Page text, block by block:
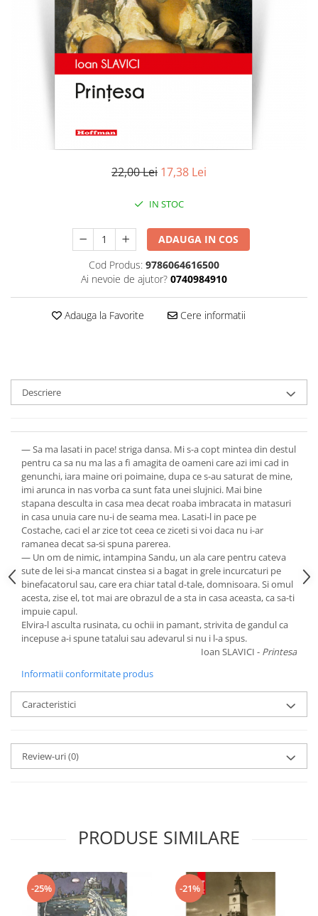
Literatura
Contemporana
Publicistica / Reportaje / Interviuri
Sociologie si filozofie
22,00 Lei 17,38 Lei
IN STOC
ADAUGA IN COS
Cod Produs: 9786064616500
Ai nevoie de ajutor? 0740984910
Adauga la Favorite Cere informatii
Descriere
— Sa ma lasati in pace! striga dansa. Mi s-a copt mintea din destul
pentru ca sa nu ma las a fi amagita de oameni care azi imi cad in
genunchi, iara maine ori poimaine, dupa ce s-au saturat de mine,
imi arunca in nas vorba ca sunt fata unei slujnici. Mai bine
stapana desculta in casa mea decat roaba imbracata in matasuri
in casa unuia care nu-i de seama mea. Lasati-l in pace pe
Costache, caci el ar zice tot ceea ce ziceti si voi daca nu i-ar
ramanea decat sa-si spuna parerea.
— Un om de nimic, intampina Sandu, un ala care pentru cateva
sute de lei si-a mancat cinstea si a bagat in grele incurcaturi pe
binefacatorul sau, care era chiar tatal d-tale, domnisoara. Si omul
acesta, zise el, tot mai are obrazul de a sta in casa aceasta, ca sa-ti
impuie capul.
Elvira-l asculta rusinata, cu ochii in pamant, strivita de gandul ca
incepuse a-i spune tatalui sau adevarul si nu i l-a spus.
Ioan SLAVICI - Printesa
Informatii conformitate produs
Caracteristici
Review-uri(0)
PRODUSE SIMILARE
-25% -21%